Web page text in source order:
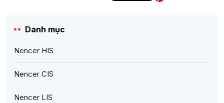
Danh mục
Nencer HIS
Nencer CIS
Nencer LIS